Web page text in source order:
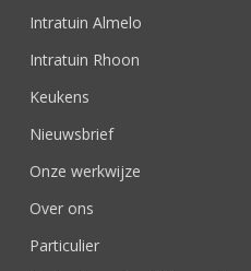
Intratuin Almelo
Intratuin Rhoon
Keukens
Nieuwsbrief
Onze werkwijze
Over ons
Particulier